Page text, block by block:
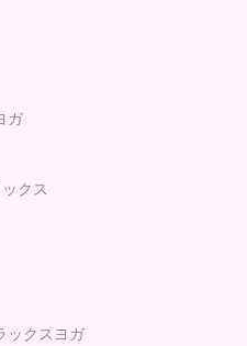
ガ
クス
ックスヨガ